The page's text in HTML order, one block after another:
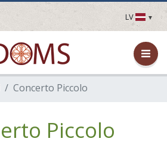
LV
LV
EN
DE
FR
Concerto Piccolo
Piccolo